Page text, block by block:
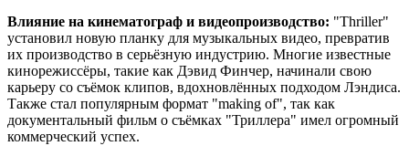
Влияние на кинематограф и видеопроизводство: "Thriller"
установил новую планку для музыкальных видео, превратив
их производство в серьёзную индустрию. Многие известные
кинорежиссёры, такие как Дэвид Финчер, начинали свою
карьеру со съёмок клипов, вдохновлённых подходом Лэндиса.
Также стал популярным формат "making of", так как
документальный фильм о съёмках "Триллера" имел огромный
коммерческий успех.